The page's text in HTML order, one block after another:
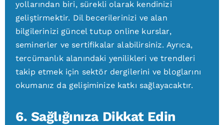
yollarından biri, sürekli olarak kendinizi
geliştirmektir. Dil becerilerinizi ve alan
bilgilerinizi güncel tutup online kurslar,
seminerler ve sertifikalar alabilirsiniz. Ayrıca,
tercümanlık alanındaki yenilikleri ve trendleri
takip etmek için sektör dergilerini ve bloglarını
okumanız da gelişiminize katkı sağlayacaktır.
6. Sağlığınıza Dikkat Edin